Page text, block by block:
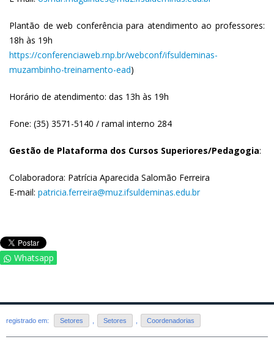
Plantão de web conferência para atendimento ao professores:
18h às 19h
https://conferenciaweb.rnp.br/webconf/ifsuldeminas-
muzambinho-treinamento-ead)
Horário de atendimento: das 13h às 19h
Fone: (35) 3571-5140 / ramal interno 284
Gestão de Plataforma dos Cursos Superiores/Pedagogia:
Colaboradora: Patrícia Aparecida Salomão Ferreira
E-mail: patricia.ferreira@muz.ifsuldeminas.edu.br
Whatsapp
registrado em: Setores Setores Coordenadorias